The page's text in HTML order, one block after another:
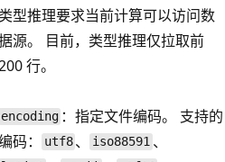
类型推理要求当前计算可以访问数
源。 目前，类型推理仅拉取前
行。
encoding ：指定文件编码。 支持的
码：
utf8 、 iso88591 、